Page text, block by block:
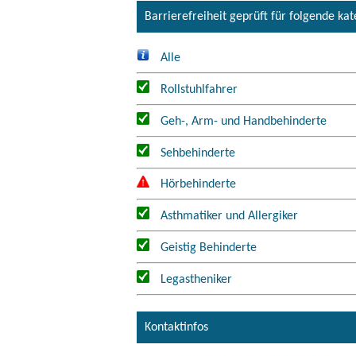
Barrierefreiheit geprüft für folgende
Alle
Rollstuhlfahrer
Geh-, Arm- und Handbehinderte
Sehbehinderte
Hörbehinderte
Asthmatiker und Allergiker
Geistig Behinderte
Legastheniker
Kontaktinfos